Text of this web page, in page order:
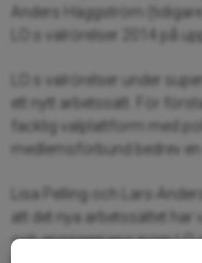
Anders Häggström
LO:s valrörelser 2014 på
LO:s valrörelser under
ett nytt arbetssätt. För
facklig valplattform med
medlemsförbund bedrev
Lisa Pelling och Lars-
att det nya arbetssättet har
och engagemang inom LO